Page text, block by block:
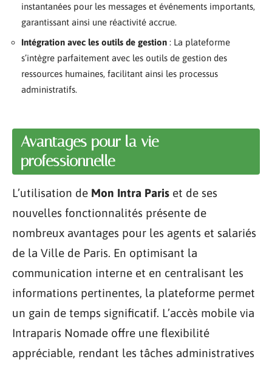
instantanées pour les messages et événements importants,
garantissant ainsi une réactivité accrue.
Intégration avec les outils de gestion : La plateforme
s’intègre parfaitement avec les outils de gestion des
ressources humaines, facilitant ainsi les processus
administratifs.
Avantages pour la vie
professionnelle
L’utilisation de Mon Intra Paris et de ses
nouvelles fonctionnalités présente de
nombreux avantages pour les agents et salariés
de la Ville de Paris. En optimisant la
communication interne et en centralisant les
informations pertinentes, la plateforme permet
un gain de temps significatif. L’accès mobile via
Intraparis Nomade offre une flexibilité
appréciable, rendant les tâches administratives